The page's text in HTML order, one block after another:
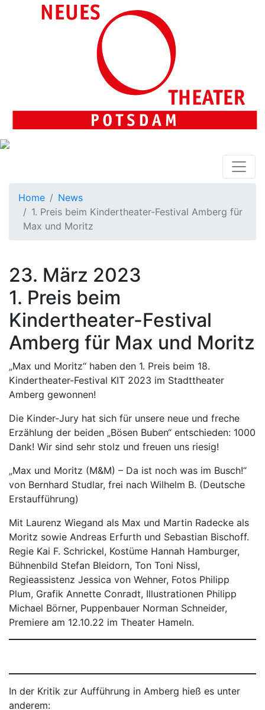
Home
News
1. Preis beim Kindertheater-Festival Amberg für
Max und Moritz
23. März 2023
1. Preis beim
Kindertheater-Festival
Amberg für Max und Moritz
„Max und Moritz“ haben den 1. Preis beim 18.
Kindertheater-Festival KIT 2023 im Stadttheater
Amberg gewonnen!
Die Kinder-Jury hat sich für unsere neue und freche
Erzählung der beiden „Bösen Buben“ entschieden: 1000
Dank! Wir sind sehr stolz und freuen uns riesig!
„Max und Moritz (M&M) – Da ist noch was im Busch!“
von Bernhard Studlar, frei nach Wilhelm B. (Deutsche
Erstaufführung)
Mit Laurenz Wiegand als Max und Martin Radecke als
Moritz sowie Andreas Erfurth und Sebastian Bischoff.
Regie Kai F. Schrickel, Kostüme Hannah Hamburger,
Bühnenbild Stefan Bleidorn, Ton Toni Nissl,
Regieassistenz Jessica von Wehner, Fotos Philipp
Plum, Grafik Annette Conradt, Illustrationen Philipp
Michael Börner, Puppenbauer Norman Schneider,
Premiere am 12.10.22 im Theater Hameln.
In der Kritik zur Aufführung in Amberg hieß es unter
anderem: